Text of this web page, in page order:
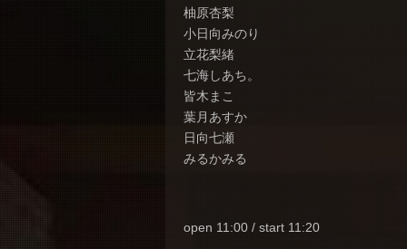
柚原杏梨
小日向みのり
立花梨緒
七海しあち。
皆木まこ
葉月あすか
日向七瀬
みるかみる
open 11:00 / start 11:20